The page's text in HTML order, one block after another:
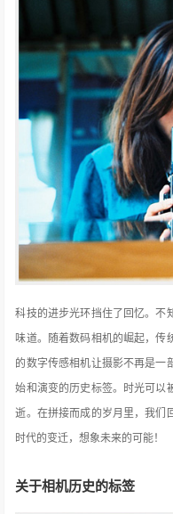
科技的进步光环挡住了回忆。不
味道。随着数码相机的崛起，传
的数字传感相机让摄影不再是一
始和演变的历史标签。时光可以
逝。在拼接而成的岁月里，我们
时代的变迁，想象未来的可能！
关于相机历史的标签